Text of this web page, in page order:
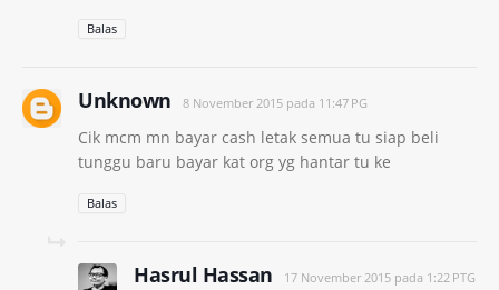
Balas
Unknown 8 November 2015 pada 11:47 PG
Cik mcm mn bayar cash letak semua tu siap beli
tunggu baru bayar kat org yg hantar tu ke
Balas
Hasrul Hassan 17 November 2015 pada 1:22 PTG